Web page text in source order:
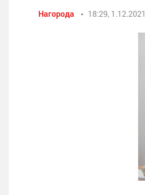
Нагорода 18:29, 1.12.2021